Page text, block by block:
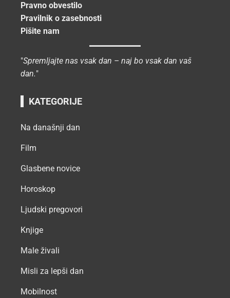
Pravno obvestilo
Pravilnik o zasebnosti
Pišite nam
"Spremljajte nas vsak dan – naj bo vsak dan vaš
dan."
KATEGORIJE
Na današnji dan
Film
Glasbene novice
Horoskop
Ljudski pregovori
Knjige
Male živali
Misli za lepši dan
Mobilnost